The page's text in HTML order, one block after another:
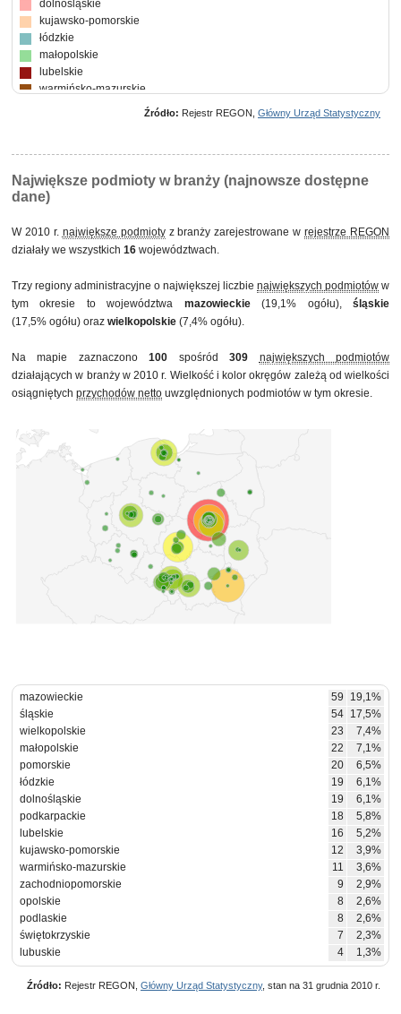
dolnośląskie
kujawsko-pomorskie
łódzkie
małopolskie
lubelskie
warmińsko-mazurskie
świętokrzyskie
opolskie
Źródło: Rejestr REGON, Główny Urząd Statystyczny
Największe podmioty w branży (najnowsze dostępne
dane)
W 2010 r. największe podmiotyz branży zarejestrowane wrejestrze REGON
działały we wszystkich 16 województwach.
Trzy regiony administracyjne o największej liczbie największych podmiotów w
tym okresie to województwa mazowieckie(19,1% ogółu),śląskie
(17,5% ogółu) oraz wielkopolskie (7,4% ogółu).
Na mapie zaznaczono100 spośród309
największych podmiotów
działających w branży w 2010 r. Wielkość i kolor okręgów zależą od wielkości
osiągniętych przychodów netto uwzględnionych podmiotów w tym okresie.
mazowieckie 59
19,1%
śląskie
54 17,5%
wielkopolskie
23
7,4%
małopolskie
22
7,1%
pomorskie
20
6,5%
łódzkie
19
6,1%
dolnośląskie
19
6,1%
podkarpackie
18
5,8%
lubelskie
16
5,2%
kujawsko-pomorskie
12
3,9%
warmińsko-mazurskie
11
3,6%
zachodniopomorskie
9
2,9%
opolskie
8
2,6%
podlaskie
8
2,6%
świętokrzyskie
7
2,3%
lubuskie
4 1,3%
Źródło: Rejestr REGON, Główny Urząd Statystyczny, stan na 31 grudnia 2010 r.